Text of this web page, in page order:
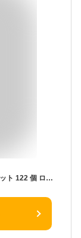
誕生日 飾り ピンク バルーン ガーランド アーチ キット 122 個 ローズレッド ベビーピンク ラテックスバルーン ローズゴールドメタリッ風船 結婚式 誕生日 開店式 文化祭 パーティー装飾 写真背景 (ピンク)